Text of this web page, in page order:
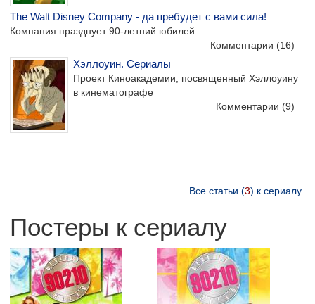
The Walt Disney Company - да пребудет с вами сила!
Компания празднует 90-летний юбилей
Комментарии (16)
Хэллоуин. Сериалы
Проект Киноакадемии, посвященный Хэллоуину
в кинематографе
Комментарии (9)
Все статьи (3) к сериалу
Постеры к сериалу